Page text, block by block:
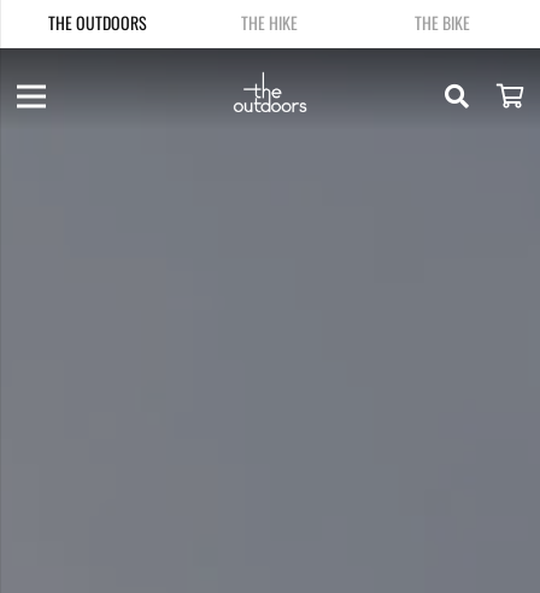
THE OUTDOORS THE HIKE THE BIKE